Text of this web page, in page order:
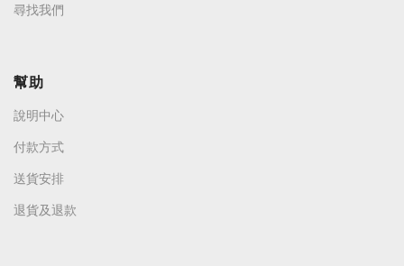
尋找我們
幫助
說明中心
付款方式
送貨安排
退貨及退款